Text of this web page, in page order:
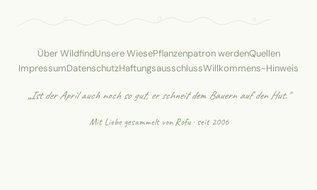
Über WildfindUnsere WiesePflanzenpatron werdenQuellen
ImpressumDatenschutzHaftungsausschlussWillkommens-Hinweis
„Ist der April auch noch so gut, er schneit dem Bauern auf den Hut."
Mit Liebe gesammelt vonRofu· seit 2006